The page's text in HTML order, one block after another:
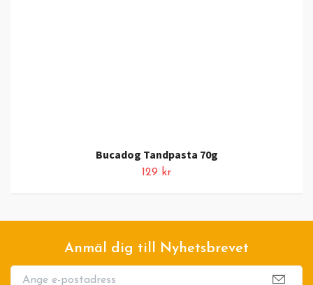
Bucadog Tandpasta 70g
129 kr
Anmäl dig till Nyhetsbrevet